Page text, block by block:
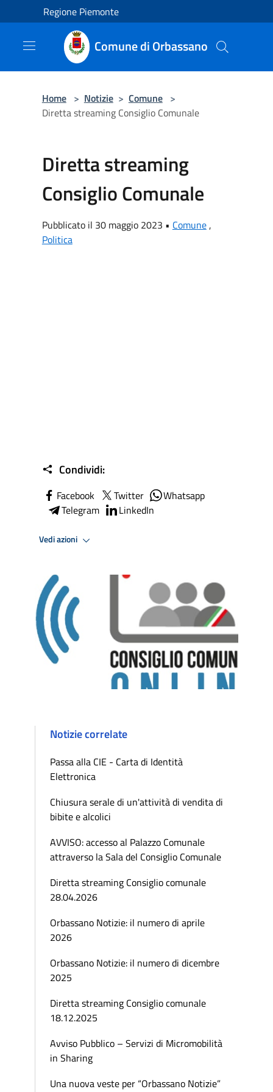
Salta al contenuto principale
Regione Piemonte
Comune di Orbassano
Home > Notizie > Comune >
Diretta streaming Consiglio Comunale
Diretta streaming
Consiglio Comunale
Pubblicato il 30 maggio 2023 • Comune,
Politica
Condividi:
Facebook Twitter
Whatsapp
Telegram
LinkedIn
Vedi azioni
Notizie correlate
Passa alla CIE - Carta di Identità
Elettronica
Chiusura serale di un'attività di vendita di
bibite e alcolici
AVVISO: accesso al Palazzo Comunale
attraverso la Sala del Consiglio Comunale
Diretta streaming Consiglio comunale
28.04.2026
Orbassano Notizie: il numero di aprile
2026
Orbassano Notizie: il numero di dicembre
2025
Diretta streaming Consiglio comunale
18.12.2025
Avviso Pubblico – Servizi di Micromobilità
in Sharing
Una nuova veste per “Orbassano Notizie”